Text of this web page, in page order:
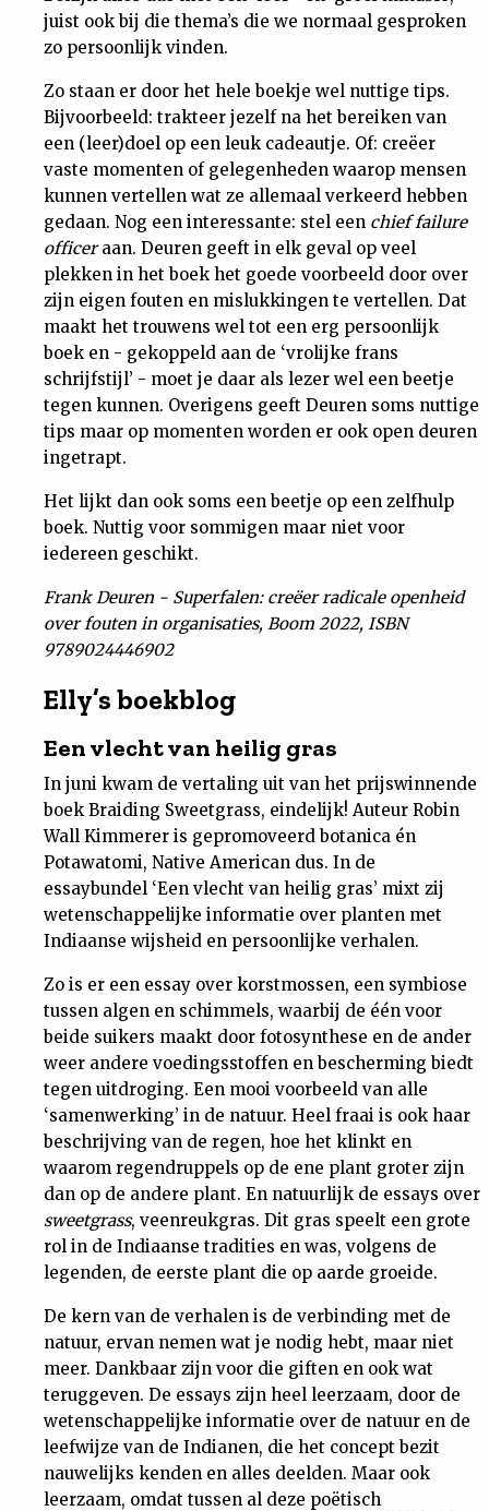
juist ook bij die thema’s die we normaal gesproken
zo persoonlijk vinden.
Zo staan er door het hele boekje wel nuttige tips.
Bijvoorbeeld: trakteer jezelf na het bereiken van
een (leer)doel op een leuk cadeautje. Of: creëer
vaste momenten of gelegenheden waarop mensen
kunnen vertellen wat ze allemaal verkeerd hebben
gedaan. Nog een interessante: stel een chief failure
officeraan. Deuren geeft in elk geval op veel
plekken in het boek het goede voorbeeld door over
zijn eigen fouten en mislukkingen te vertellen. Dat
maakt het trouwens wel tot een erg persoonlijk
boek en - gekoppeld aan de ‘vrolijke frans
schrijfstijl’ - moet je daar als lezer wel een beetje
tegen kunnen. Overigens geeft Deuren soms nuttige
tips maar op momenten worden er ook open deuren
ingetrapt.
Het lijkt dan ook soms een beetje op een zelfhulp
boek. Nuttig voor sommigen maar niet voor
iedereen geschikt.
Frank Deuren - Superfalen: creëer radicale openheid
over fouten in organisaties, Boom 2022, ISBN
9789024446902
Elly’s boekblog
Een vlecht van heilig gras
In juni kwam de vertaling uit van het prijswinnende
boek Braiding Sweetgrass, eindelijk! Auteur Robin
Wall Kimmerer is gepromoveerd botanica én
Potawatomi, Native American dus. In de
essaybundel ‘Een vlecht van heilig gras’ mixt zij
wetenschappelijke informatie over planten met
Indiaanse wijsheid en persoonlijke verhalen.
Zo is er een essay over korstmossen, een symbiose
tussen algen en schimmels, waarbij de één voor
beide suikers maakt door fotosynthese en de ander
weer andere voedingsstoffen en bescherming biedt
tegen uitdroging. Een mooi voorbeeld van alle
‘samenwerking’ in de natuur. Heel fraai is ook haar
beschrijving van de regen, hoe het klinkt en
waarom regendruppels op de ene plant groter zijn
dan op de andere plant. En natuurlijk de essays over
sweetgrass, veenreukgras. Dit gras speelt een grote
rol in de Indiaanse tradities en was, volgens de
legenden, de eerste plant die op aarde groeide.
De kern van de verhalen is de verbinding met de
natuur, ervan nemen wat je nodig hebt, maar niet
meer. Dankbaar zijn voor die giften en ook wat
teruggeven. De essays zijn heel leerzaam, door de
wetenschappelijke informatie over de natuur en de
leefwijze van de Indianen, die het concept bezit
nauwelijks kenden en alles deelden. Maar ook
leerzaam, omdat tussen al deze poëtisch